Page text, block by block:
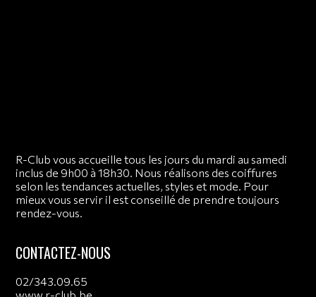
R-Club vous accueille tous les jours du mardi au samedi
inclus de 9h00 à 18h30. Nous réalisons des coiffures
selon les tendances actuelles, styles et mode. Pour
mieux vous servir il est conseillé de prendre toujours
rendez-vous.
CONTACTEZ-NOUS
02/343.09.65